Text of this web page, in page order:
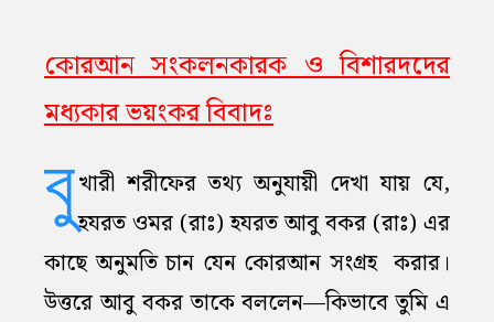
কোরআন সংকলনকারক ও বিশারদদের
মধ্যকার ভয়ংকর বিবাদঃ
বুখারী শরীফের তথ্য অনুযায়ী দেখা যায় যে,
হযরত ওমর (রাঃ) হযরত আবু বকর (রাঃ) এর
কাছে অনুমতি চান যেন কোরআন সংগ্রহ করার।
উত্তরে আবু বকর তাকে বললেন—কিভাবে তুমি এ